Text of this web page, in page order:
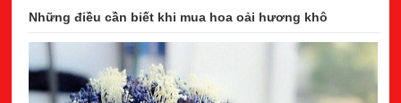
Những điều cần biết khi mua hoa oải hương khô